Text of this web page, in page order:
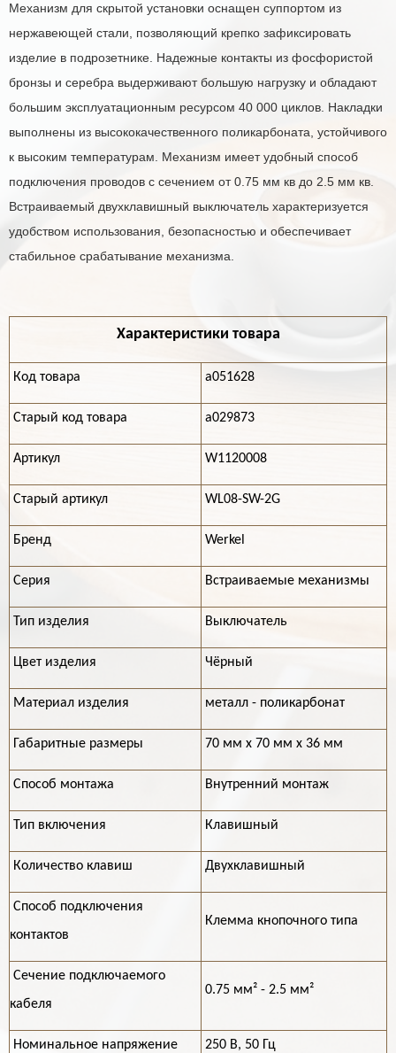
Механизм для скрытой установки оснащен суппортом из
нержавеющей стали, позволяющий крепко зафиксировать
изделие в подрозетнике. Надежные контакты из фосфористой
бронзы и серебра выдерживают большую нагрузку и обладают
большим эксплуатационным ресурсом 40 000 циклов. Накладки
выполнены из высококачественного поликарбоната, устойчивого
к высоким температурам. Механизм имеет удобный способ
подключения проводов с сечением от 0.75 мм кв до 2.5 мм кв.
Встраиваемый двухклавишный выключатель характеризуется
удобством использования, безопасностью и обеспечивает
стабильное срабатывание механизма.
Характеристики товара
Код товара a051628
Старый код товара a029873
Артикул W1120008
Старый артикул WL08-SW-2G
Бренд Werkel
Серия Встраиваемые механизмы
Тип изделия Выключатель
Цвет изделия Чёрный
Материал изделия металл - поликарбонат
Габаритные размеры 70 мм х 70 мм х 36 мм
Способ монтажа Внутренний монтаж
Тип включения Клавишный
Количество клавиш Двухклавишный
Способ подключения
контактов
Клемма кнопочного типа
Cечение подключаемого
кабеля
0.75 мм² - 2.5 мм²
Номинальное напряжение 250 В, 50 Гц